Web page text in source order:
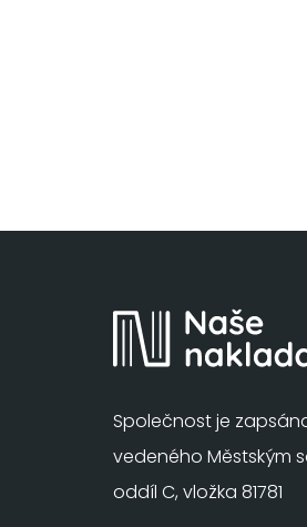
Společnost je
vedeného Městským
oddíl C, vložka 81781